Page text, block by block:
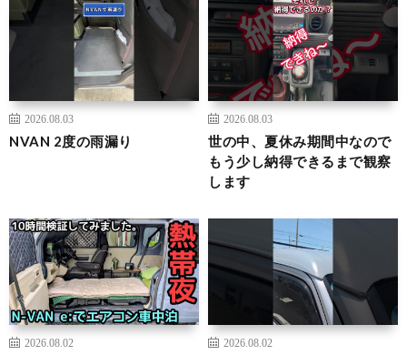
2026.08.03
NVAN 2度の雨漏り
2026.08.03
世の中、夏休み期間中なので
もう少し納得できるまで観察
します
2026.08.02 2026.08.02